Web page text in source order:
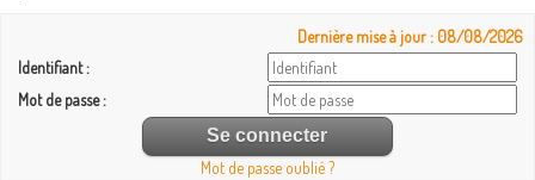
Dernière mise à jour : 08/08/2026
Identifiant :
Mot de passe :
Mot de passe oublié ?